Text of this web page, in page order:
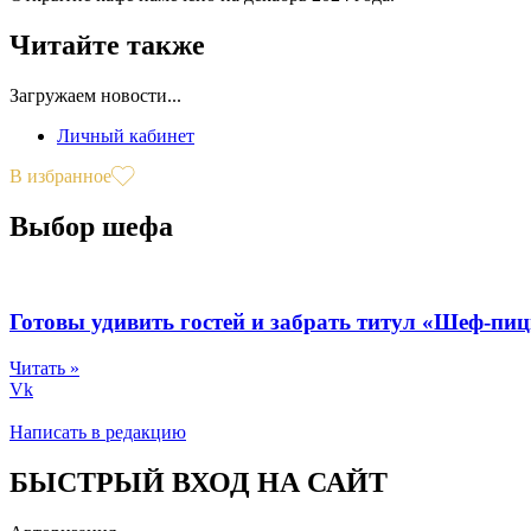
Читайте также
Загружаем новости...
Личный кабинет
В избранное
Выбор шефа
Готовы удивить гостей и забрать титул «Шеф-
Читать »
Vk
Написать в редакцию
БЫСТРЫЙ ВХОД НА САЙТ